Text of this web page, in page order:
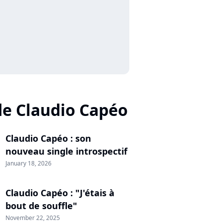
Claudio Capéo
Claudio Capéo : son
nouveau single introspectif
January 18, 2026
Claudio Capéo : "J'étais à
bout de souffle"
November 22, 2025